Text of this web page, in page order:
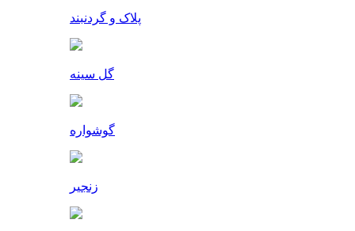
پلاک و گردنبند
گل سینه
گوشواره
زنجیر